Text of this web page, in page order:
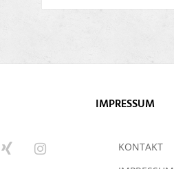
IMPRESSUM
KONTAKT